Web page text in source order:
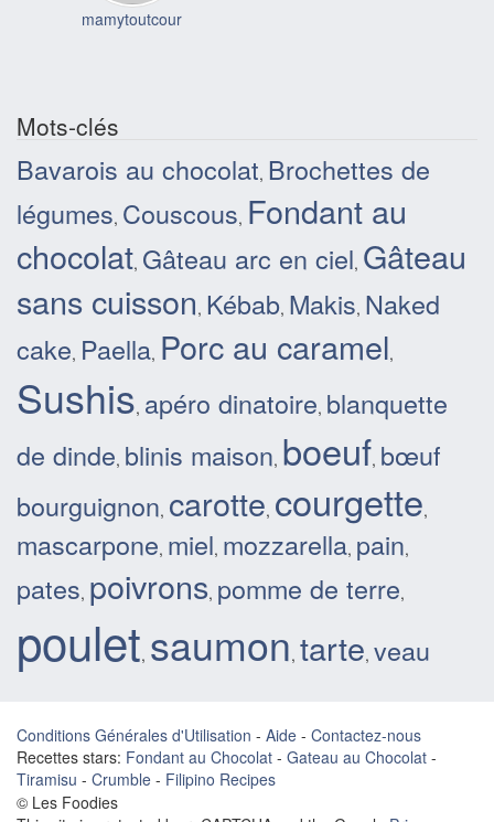
mamytoutcour
Mots-clés
Bavarois au chocolat, Brochettes de
légumes, Couscous, Fondant au
chocolat, Gâteau arc en ciel, Gâteau
sans cuisson, Kébab, Makis, Naked
cake, Paella, Porc au caramel,
Sushis, apéro dinatoire, blanquette
de dinde, blinis maison, boeuf, bœuf
bourguignon, carotte, courgette,
mascarpone, miel, mozzarella, pain,
pates, poivrons, pomme de terre,
poulet, saumon, tarte, veau
Conditions Générales d'Utilisation - Aide - Contactez-nous
Recettes stars: Fondant au Chocolat - Gateau au Chocolat -
Tiramisu - Crumble - Filipino Recipes
© Les Foodies